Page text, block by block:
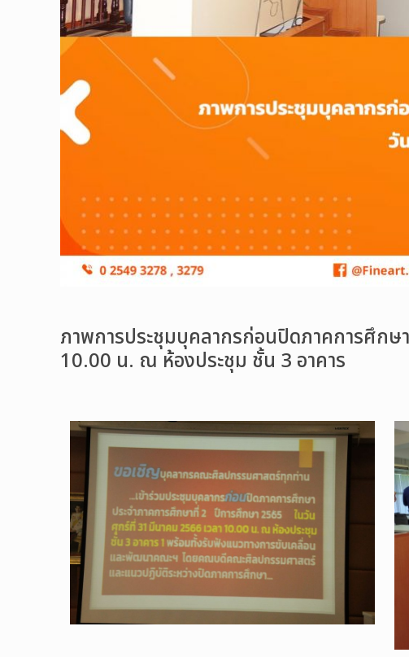
ภาพการประชุมบุคลากรก่อนปิดภาคการศึก
10.00 น. ณ ห้องประชุม ชั้น 3 อาคาร